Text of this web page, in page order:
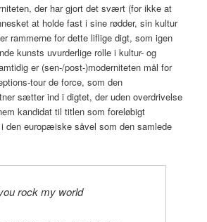
der har gjort det svært (for ikke at
at holde fast i sine rødder, sin kultur
rammerne for dette liflige digt, som igen
kunsts uvurderlige rolle i kultur- og
er (sen-/post-)moderniteten mål for
tour de force, som den
sætter ind i digtet, der uden overdrivelse
kandidat til titlen som foreløbigt
den europæiske såvel som den samlede
rock my world